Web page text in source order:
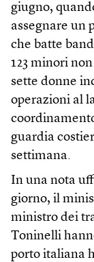
giugno,
assegnare un
che batte
123 minori
sette donne
operazioni al
guardia
settimana.
In una nota
giorno, il
ministro dei
Toninelli
porto italiana